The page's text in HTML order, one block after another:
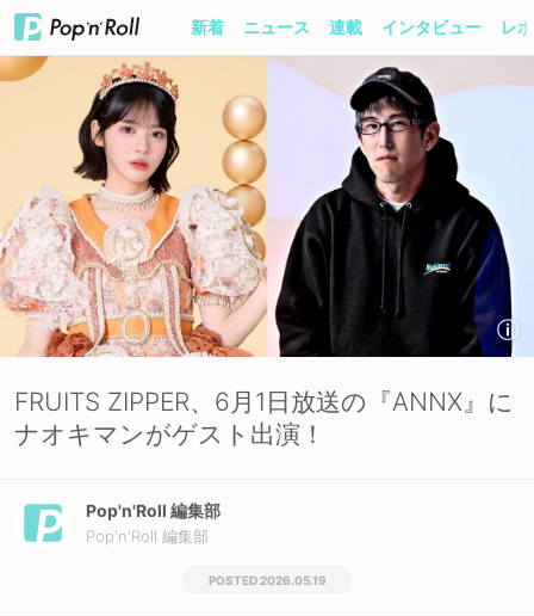
新着 ニュース 連載 インタビュー レ
FRUITS ZIPPER、6月1日放送の『ANNX』に
ナオキマンがゲスト出演！
Pop'n'Roll 編集部
Pop'n'Roll 編集部
2026.05.19